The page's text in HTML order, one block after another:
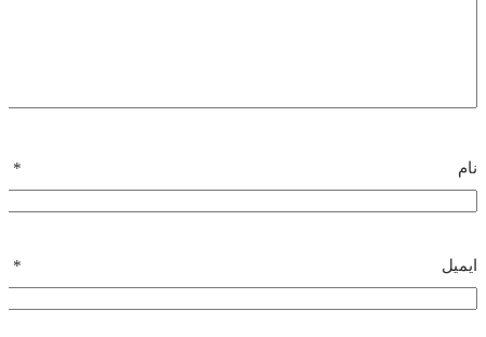
نام *
ایمیل *